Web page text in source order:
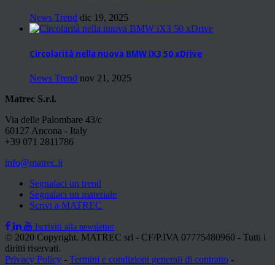
News Trend dic 19, 2025
Circolarità nella nuova BMW iX3 50 xDrive
News Trend nov 21, 2025
Matrec S.r.l.
Via delle Palombare 43/c
60127 Ancona - Italy
+39 071 2811786
info@matrec.it
Segnalaci un trend
Segnalaci un materiale
Scrivi a MATREC
Iscriviti alla newsletter
© 2020 Copyright. MATREC srl - CF/P.IVA 07775480960 - Tutti i
diritti riservati.
Privacy Policy - Termini e condizioni generali di contratto -